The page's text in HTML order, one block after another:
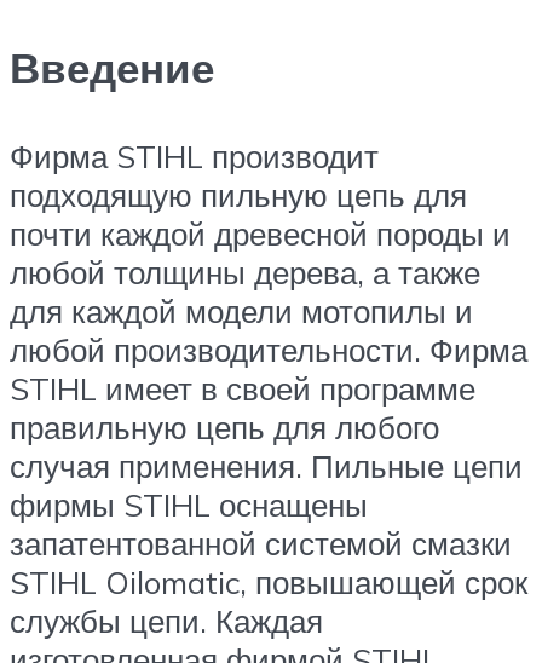
Введение
Фирма STIHL производит
подходящую пильную цепь для
почти каждой древесной породы и
любой толщины дерева, а также
для каждой модели мотопилы и
любой производительности. Фирма
STIHL имеет в своей программе
правильную цепь для любого
случая применения. Пильные цепи
фирмы STIHL оснащены
запатентованной системой смазки
STIHL Oilomatic, повышающей срок
службы цепи. Каждая